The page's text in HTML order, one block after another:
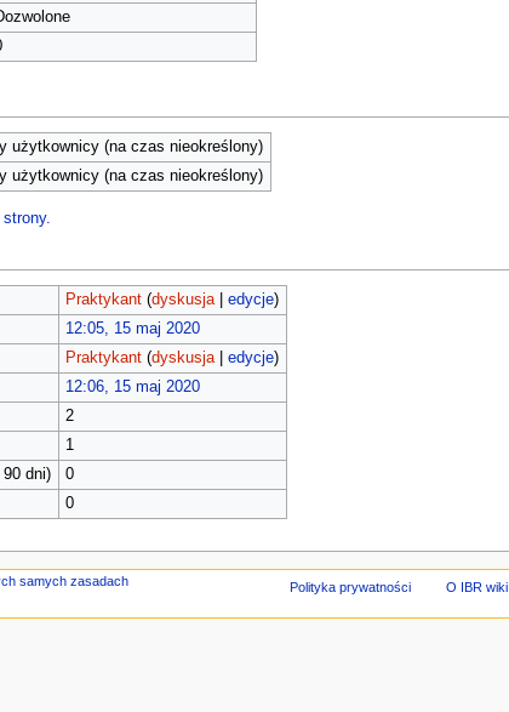
użytkownicy (na czas nieokreślony)
użytkownicy (na czas nieokreślony)
Praktykant (dyskusja| edycje)
12:05, 15 maj 2020
Praktykant (dyskusja| edycje)
12:06, 15 maj 2020
2
1
dni)
0
0
Polityka prywatności O IBR wiki